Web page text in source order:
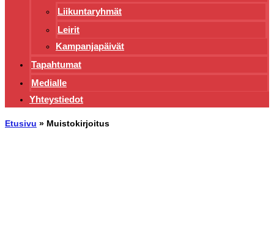
Liikuntaryhmät
Leirit
Kampanjapäivät
Tapahtumat
Medialle
Yhteystiedot
Etusivu » Muistokirjoitus